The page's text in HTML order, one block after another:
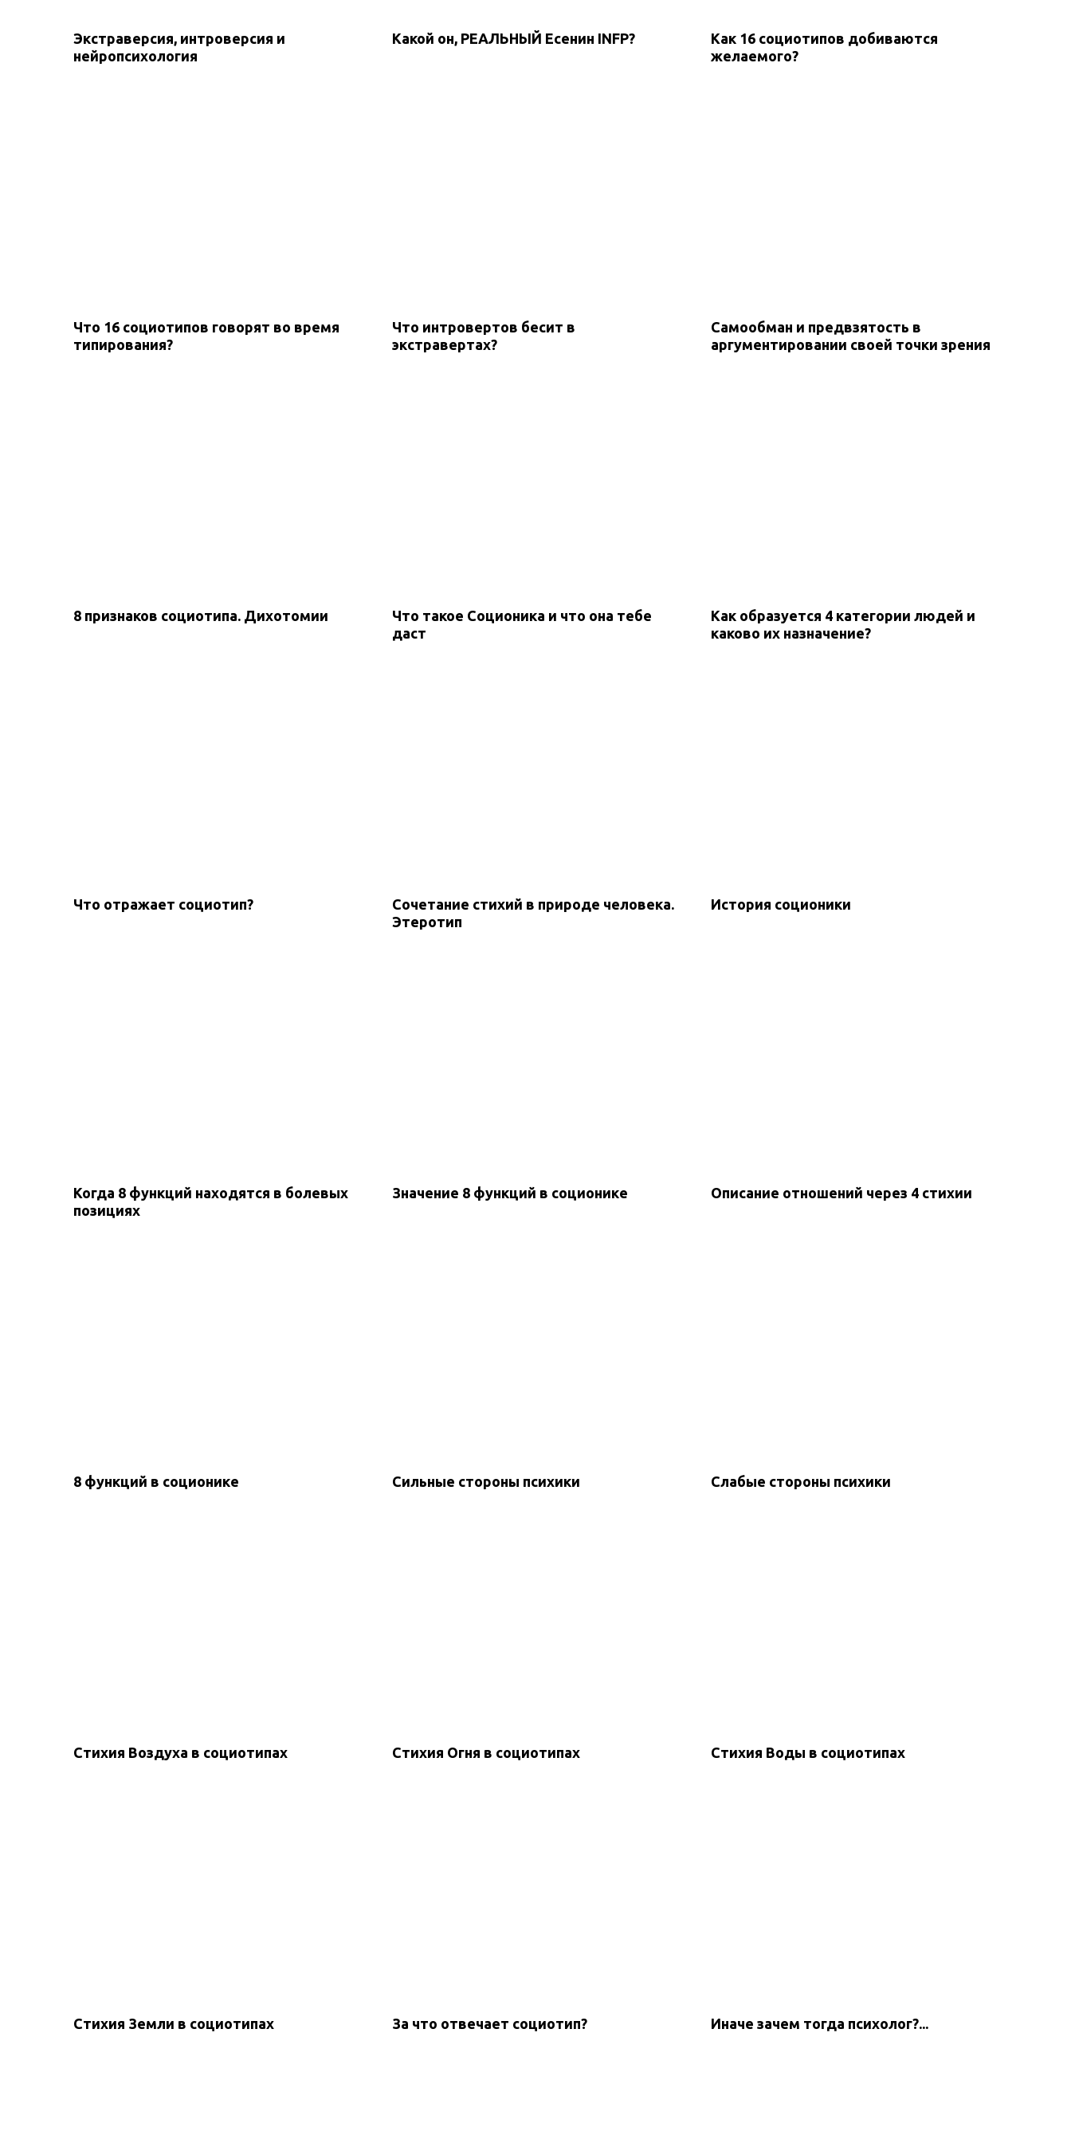
Экстраверсия, интроверсия и
нейропсихология
Какой он, РЕАЛЬНЫЙ Есенин INFP?
Как 16 социотипов добиваются
желаемого?
Что 16 социотипов говорят во время
типирования?
Что интровертов бесит в
экстравертах?
Самообман и предвзятость в
аргументировании своей точки зрения
8 признаков социотипа. Дихотомии
Что такое Соционика и что она тебе
даст
Как образуется 4 категории людей и
каково их назначение?
Что отражает социотип?
Сочетание стихий в природе человека.
Этеротип
История соционики
Когда 8 функций находятся в болевых
позициях
Значение 8 функций в соционике Описание отношений через 4 стихии
8 функций в соционике Сильные стороны психики Слабые стороны психики
Стихия Воздуха в социотипах Стихия Огня в социотипах Стихия Воды в социотипах
Стихия Земли в социотипах За что отвечает социотип? Иначе зачем тогда психолог?...